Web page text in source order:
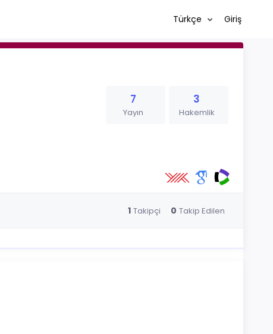
Türkçe Giriş
7
Yayın
3
Hakemlik
1 Takipçi 0 Takip Edilen